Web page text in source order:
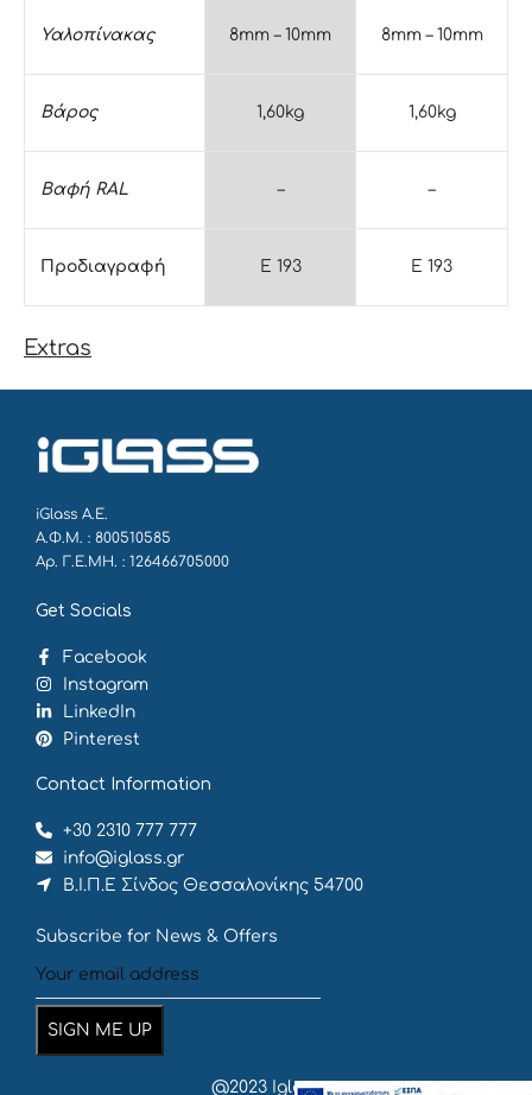
Υαλοπίνακας 8mm – 10mm 8mm – 10mm
Βάρος 1,60kg 1,60kg
Βαφή RAL – –
Προδιαγραφή E 193 E 193
Extras
iGlass Α.Ε.
Α.Φ.Μ. : 800510585
Αρ. Γ.Ε.ΜΗ. : 126466705000
Get Socials
Facebook
Instagram
LinkedIn
Pinterest
Contact Information
+30 2310 777 777
info@iglass.gr
Β.Ι.Π.Ε Σίνδος Θεσσαλονίκης 54700
Subscribe for News & Offers
@2023 Iglass